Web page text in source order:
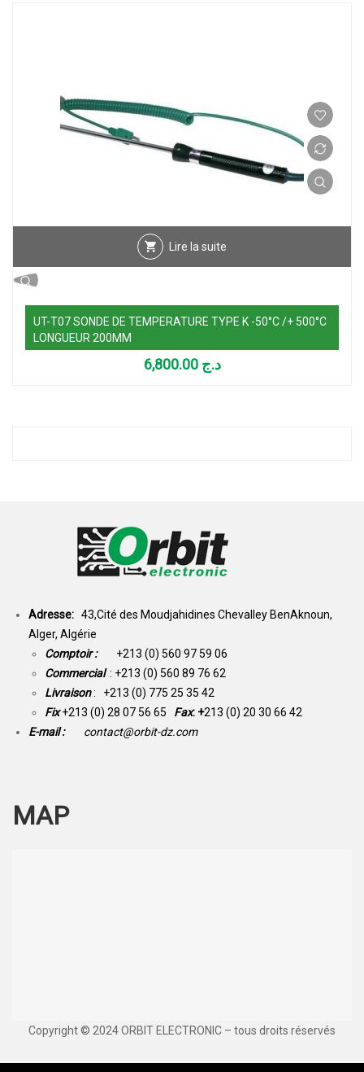
Lire la suite
UT-T07 SONDE DE TEMPERATURE TYPE K -50°C /+ 500°C
LONGUEUR 200MM
د.ج 6,800.00
Adresse: 43,Cité des Moudjahidines Chevalley BenAknoun,
Alger, Algérie
Comptoir : +213 (0) 560 97 59 06
Commercial : +213 (0) 560 89 76 62
Livraison: +213 (0) 775 25 35 42
Fix +213 (0) 28 07 56 65 Fax: +213 (0) 20 30 66 42
E-mail :
contact@orbit-dz.com
MAP
Copyright © 2024 ORBIT ELECTRONIC – tous droits réservés